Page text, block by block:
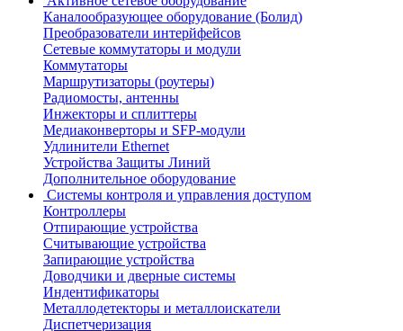
Каналообразующее оборудование (Болид)
Преобразователи интерйфейсов
Сетевые коммутаторы и модули
Коммутаторы
Маршрутизаторы (роутеры)
Радиомосты, антенны
Инжекторы и сплиттеры
Медиаконверторы и SFP-модули
Удлинители Ethernet
Устройства Защиты Линий
Дополнительное оборудование
Системы контроля и управления доступом
Контроллеры
Отпирающие устройства
Считывающие устройства
Запирающие устройства
Доводчики и дверные системы
Индентификаторы
Металлодетекторы и металлоискатели
Диспетчеризация